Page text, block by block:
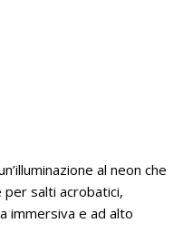
al neon che
per salti acrobatici,
immersiva e ad alto